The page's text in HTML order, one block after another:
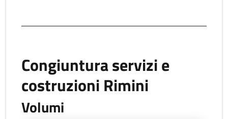
Congiuntura servizi e
costruzioni Rimini
Volumi